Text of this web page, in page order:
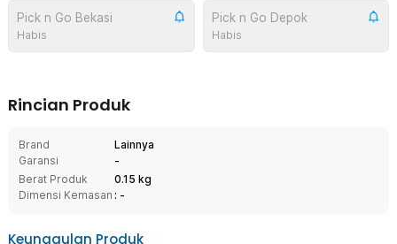
Pick n Go Bekasi
Habis
Pick n Go Depok
Habis
Rincian Produk
Brand
Lainnya
Garansi
-
Berat Produk
0.15 kg
Dimensi Kemasan : -
Keunggulan Produk